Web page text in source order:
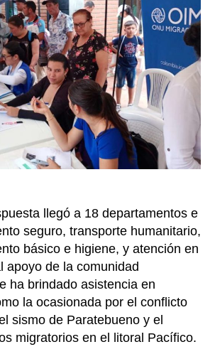
de
la
entre
y
julio
llegó a 18 departamentos e
seguro, transporte humanitario,
básico e higiene, y atención en
apoyo de la comunidad
ha brindado asistencia en
la ocasionada por el conflicto
sismo de Paratebueno y el
migratorios en el litoral Pacífico.